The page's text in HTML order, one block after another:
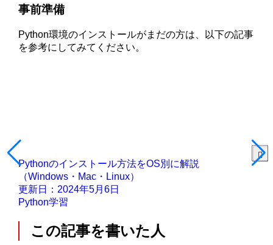
事前準備
Python環境のインストールがまだの方は、以下の記事
を参考にしてみてください。
Pythonのインストール方法をOS別に解説
（Windows・Mac・Linux）
更新日：2024年5月6日
Python学習
この記事を書いた人